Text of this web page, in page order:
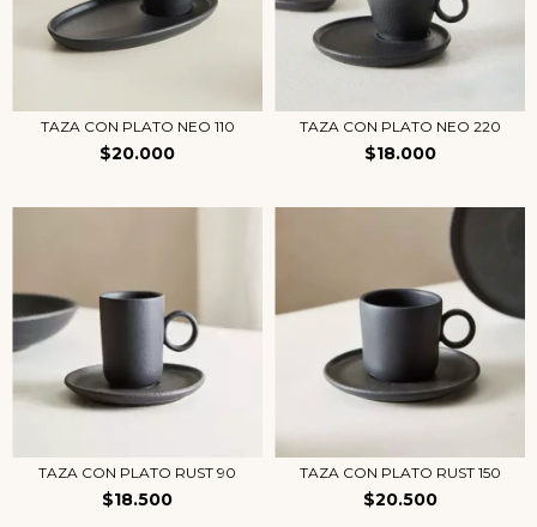
TAZA CON PLATO NEO 110
$20.000
TAZA CON PLATO NEO 220
$18.000
TAZA CON PLATO RUST 90
$18.500
TAZA CON PLATO RUST 150
$20.500